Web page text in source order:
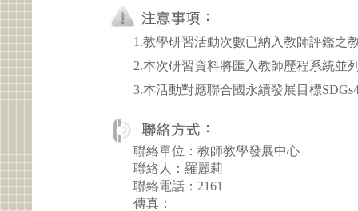
1.教學研習活動次數已納入教師評鑑之
2.本次研習資料將匯入教師歷程系統並
3.本活動對應聯合國永續發展目標
聯絡單位：教師教學發展中心
聯絡人：羅麗莉
聯絡電話：2161
傳真：